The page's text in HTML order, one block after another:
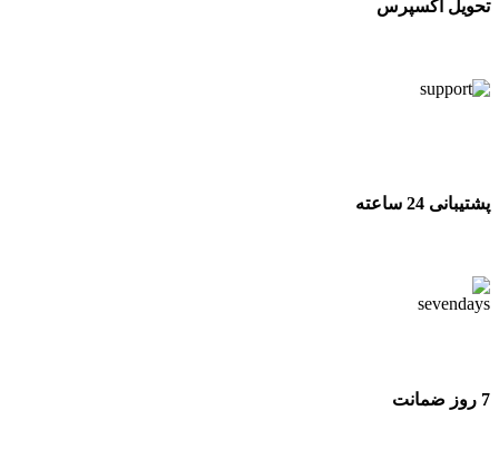
تحویل اکسپرس
پشتیبانی 24 ساعته
7 روز ضمانت